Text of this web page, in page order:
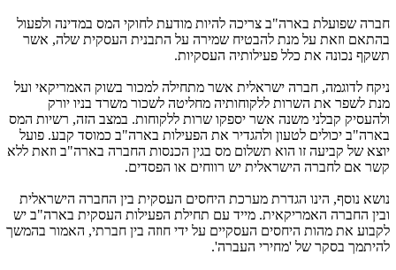
חברה שפועלת בארה"ב צריכה להיות מודעת לחוקי המס במדינה ולפעול
בהתאם וזאת על מנת להבטיח שמירה על התבנית העסקית שלה, אשר
תשקף נכונה את כלל פעילותיה העסקיות.
ניקח לדוגמה, חברה ישראלית אשר מתחילה למכור בשוק האמריקאי ועל
מנת לשפר את השרות ללקוחותיה מחליטה לשכור משרד בניו יורק
ולהעסיק קבלני משנה אשר יספקו שרות ללקוחות. במצב הזה, רשיות המס
בארה"ב יכולים לטעון ולהגדיר את הפעילות בארה"ב כמוסד קבע. פועל
יוצא של קביעה זו הוא תשלום מס בגין הכנסות החברה בארה"ב וזאת ללא
קשר אם לחברה הישראלית יש רווחים או הפסדים.
נושא נוסף, הינו הגדרת מערכת היחסים העסקית בין החברה הישראלית
ובין החברה האמריקאית. מייד עם תחילת הפעילות העסקית בארה"ב יש
לקבוע את מהות היחסים העסקיים על ידי חוזה בין חברתי, האמור בהמשך
להיתמך בסקר של 'מחירי העברה'.